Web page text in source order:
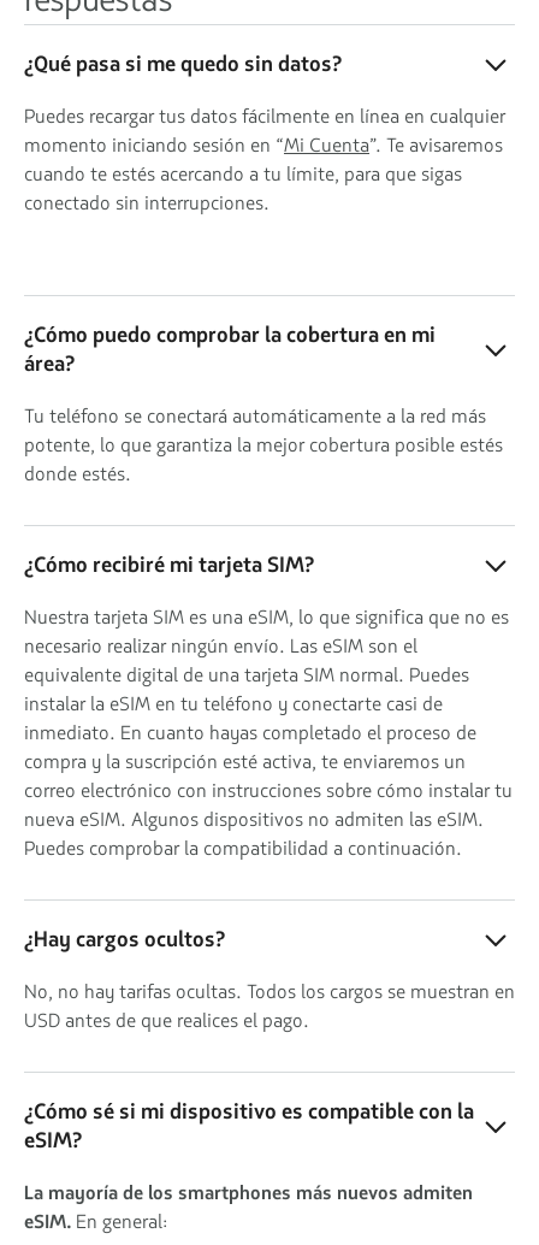
¿Qué pasa si me quedo sin datos?
Puedes recargar tus datos fácilmente en línea en cualquier
momento iniciando sesión en “Mi Cuenta”. Te avisaremos
cuando te estés acercando a tu límite, para que sigas
conectado sin interrupciones.
¿Cómo puedo comprobar la cobertura en mi
área?
Tu teléfono se conectará automáticamente a la red más
potente, lo que garantiza la mejor cobertura posible estés
donde estés.
¿Cómo recibiré mi tarjeta SIM?
Nuestra tarjeta SIM es una eSIM, lo que significa que no es
necesario realizar ningún envío. Las eSIM son el
equivalente digital de una tarjeta SIM normal. Puedes
instalar la eSIM en tu teléfono y conectarte casi de
inmediato. En cuanto hayas completado el proceso de
compra y la suscripción esté activa, te enviaremos un
correo electrónico con instrucciones sobre cómo instalar tu
nueva eSIM. Algunos dispositivos no admiten las eSIM.
Puedes comprobar la compatibilidad a continuación.
¿Hay cargos ocultos?
No, no hay tarifas ocultas. Todos los cargos se muestran en
USD antes de que realices el pago.
¿Cómo sé si mi dispositivo es compatible con la
eSIM?
La mayoría de los smartphones más nuevos admiten
eSIM. En general: